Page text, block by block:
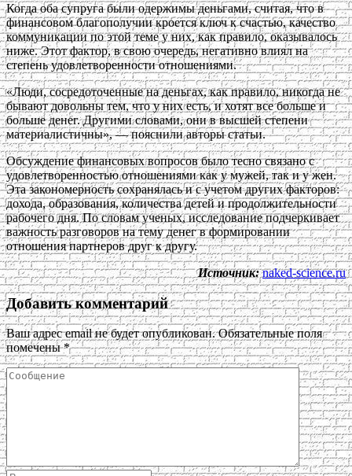
Когда оба супруга были одержимы деньгами, считая, что в
финансовом благополучии кроется ключ к счастью, качество
коммуникации по этой теме у них, как правило, оказывалось
ниже. Этот фактор, в свою очередь, негативно влиял на
степень удовлетворенности отношениями.
«Люди, сосредоточенные на деньгах, как правило, никогда не
бывают довольны тем, что у них есть, и хотят все больше и
больше денег. Другими словами, они в высшей степени
материалистичны», — пояснили авторы статьи.
Обсуждение финансовых вопросов было тесно связано с
удовлетворенностью отношениями как у мужей, так и у жен.
Эта закономерность сохранялась и с учетом других факторов:
дохода, образования, количества детей и продолжительности
рабочего дня. По словам ученых, исследование подчеркивает
важность разговоров на тему денег в формировании
отношения партнеров друг к другу.
Источник: naked-science.ru
Добавить комментарий
Ваш адрес email не будет опубликован. Обязательные поля
помечены*